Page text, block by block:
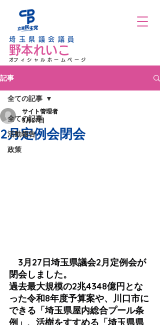
野本れいこ
​オフィシャルホームページ
埼玉県議会議員
記事
全ての記事
活動報告
政策
全ての記事
2月定例会閉会
サイト管理者
3月27日
3月27日埼玉県議会2月定例会が
閉会しました。
過去最大規模の2兆4348億円とな
った令和8年度予算案や、川口市に
できる「埼玉県屋内総合プール条
例」、活樹をすすめる「埼玉県県